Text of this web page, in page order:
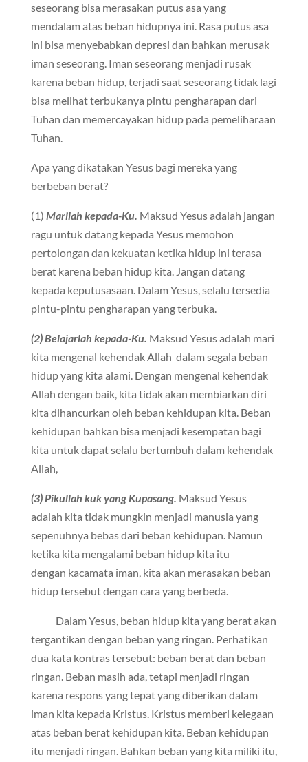
seseorang bisa merasakan putus asa yang
mendalam atas beban hidupnya ini. Rasa putus asa
ini bisa menyebabkan depresi dan bahkan merusak
iman seseorang. Iman seseorang menjadi rusak
karena beban hidup, terjadi saat seseorang tidak lagi
bisa melihat terbukanya pintu pengharapan dari
Tuhan dan memercayakan hidup pada pemeliharaan
Tuhan.
Apa yang dikatakan Yesus bagi mereka yang
berbeban berat?
(1) Marilah kepada-Ku. Maksud Yesus adalah jangan
ragu untuk datang kepada Yesus memohon
pertolongan dan kekuatan ketika hidup ini terasa
berat karena beban hidup kita. Jangan datang
kepada keputusasaan. Dalam Yesus, selalu tersedia
pintu-pintu pengharapan yang terbuka.
(2) Belajarlah kepada-Ku. Maksud Yesus adalah mari
kita mengenal kehendak Allah dalam segala beban
hidup yang kita alami. Dengan mengenal kehendak
Allah dengan baik, kita tidak akan membiarkan diri
kita dihancurkan oleh beban kehidupan kita. Beban
kehidupan bahkan bisa menjadi kesempatan bagi
kita untuk dapat selalu bertumbuh dalam kehendak
Allah,
(3) Pikullah kuk yang Kupasang. Maksud Yesus
adalah kita tidak mungkin menjadi manusia yang
sepenuhnya bebas dari beban kehidupan. Namun
ketika kita mengalami beban hidup kita itu
dengan kacamata iman, kita akan merasakan beban
hidup tersebut dengan cara yang berbeda.
Dalam Yesus, beban hidup kita yang berat akan
tergantikan dengan beban yang ringan. Perhatikan
dua kata kontras tersebut: beban berat dan beban
ringan. Beban masih ada, tetapi menjadi ringan
karena respons yang tepat yang diberikan dalam
iman kita kepada Kristus. Kristus memberi kelegaan
atas beban berat kehidupan kita. Beban kehidupan
itu menjadi ringan. Bahkan beban yang kita miliki itu,